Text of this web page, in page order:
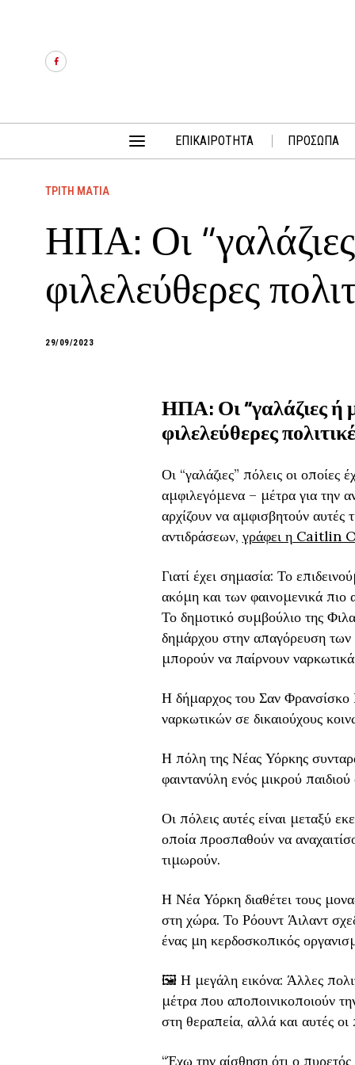
ΕΠΙΚΑΙΡΟΤΗΤΑ ΠΡΟΣΩΠΑ
ΤΡΙΤΗ ΜΑΤΙΑ
ΗΠΑ: Οι
φιλελεύθερες
29/09/2023
ΗΠΑ: Οι “γαλάζιες ή
φιλελεύθερες
Οι “γαλάζιες” πόλεις οι οποίες
αμφιλεγόμενα – μέτρα για την
αρχίζουν να αμφισβητούν αυτές
αντιδράσεων, γράφει η Caitlin
Γιατί έχει σημασία: Το
ακόμη και των φαινομενικά πιο
Το δημοτικό συμβούλιο της
δημάρχου στην απαγόρευση
μπορούν να παίρνουν
Η δήμαρχος του Σαν
ναρκωτικών σε δικαιούχους
Η πόλη της Νέας Υόρκης
φαιντανύλη ενός μικρού
Οι πόλεις αυτές είναι μεταξύ
οποία προσπαθούν να
τιμωρούν.
Η Νέα Υόρκη διαθέτει τους
στη χώρα. Το Ρόουντ Άιλαντ
ένας μη κερδοσκοπικός
🖼️ Η μεγάλη εικόνα: Άλλες
μέτρα που αποποινικοποιούν
στη θεραπεία, αλλά και αυτές
“Έχω την αίσθηση ότι ο